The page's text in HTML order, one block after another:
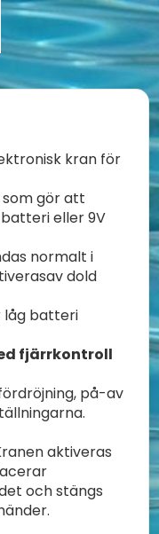
kran för
som gör att
eller 9V
normalt i
dold
låg batteri
fjärrkontroll
på-av
aktiveras
och stängs